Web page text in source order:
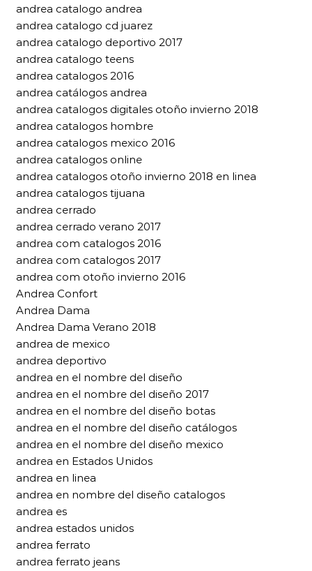
andrea catalogo andrea
andrea catalogo cd juarez
andrea catalogo deportivo 2017
andrea catalogo teens
andrea catalogos 2016
andrea catálogos andrea
andrea catalogos digitales otoño invierno 2018
andrea catalogos hombre
andrea catalogos mexico 2016
andrea catalogos online
andrea catalogos otoño invierno 2018 en linea
andrea catalogos tijuana
andrea cerrado
andrea cerrado verano 2017
andrea com catalogos 2016
andrea com catalogos 2017
andrea com otoño invierno 2016
Andrea Confort
Andrea Dama
Andrea Dama Verano 2018
andrea de mexico
andrea deportivo
andrea en el nombre del diseño
andrea en el nombre del diseño 2017
andrea en el nombre del diseño botas
andrea en el nombre del diseño catálogos
andrea en el nombre del diseño mexico
andrea en Estados Unidos
andrea en linea
andrea en nombre del diseño catalogos
andrea es
andrea estados unidos
andrea ferrato
andrea ferrato jeans